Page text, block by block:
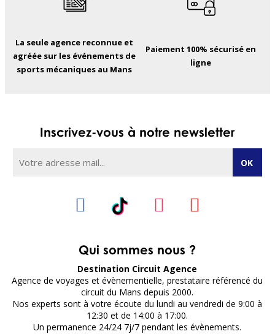
La seule agence reconnue et
agréée sur les événements de
sports mécaniques au Mans
Paiement 100% sécurisé en
ligne
Qui sommes nous ?
Destination Circuit Agence
Agence de voyages et évènementielle, prestataire référencé du
circuit du Mans depuis 2000.
Nos experts sont à votre écoute du lundi au vendredi de 9:00 à
12:30 et de 14:00 à 17:00.
Un permanence 24/24 7j/7 pendant les évènements.
Inscrivez-vous à notre newsletter